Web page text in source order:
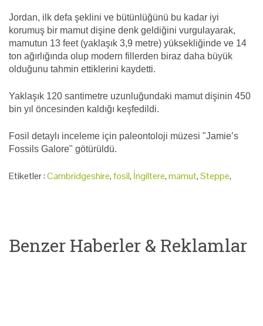
Jordan, ilk defa şeklini ve bütünlüğünü bu kadar iyi
korumuş bir mamut dişine denk geldiğini vurgulayarak,
mamutun 13 feet (yaklaşık 3,9 metre) yüksekliğinde ve 14
ton ağırlığında olup modern fillerden biraz daha büyük
olduğunu tahmin ettiklerini kaydetti.
Yaklaşık 120 santimetre uzunluğundaki mamut dişinin 450
bin yıl öncesinden kaldığı keşfedildi.
Fosil detaylı inceleme için paleontoloji müzesi "Jamie’s
Fossils Galore" götürüldü.
Etiketler :Cambridgeshire,fosil, İngiltere,mamut,Steppe,
Benzer Haberler & Reklamlar